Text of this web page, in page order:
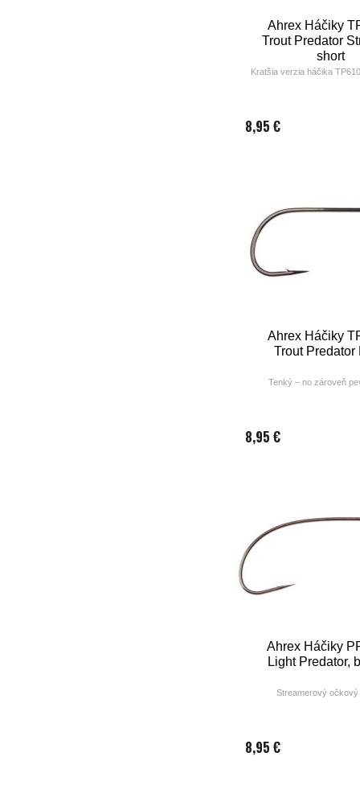
Ahrex Háčiky
Trout Predator
short
Kratšia verzia háčika
8,95 €
Ahrex Háčiky
Trout Predator
Tenký – no zároveň
8,95 €
Ahrex Háčiky
Light Predator,
Streamerový očkový
8,95 €